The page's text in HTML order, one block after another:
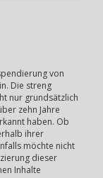
von
Die streng
nur grundsätzlich
zehn Jahre
haben. Ob
ihrer
möchte nicht
dieser
Inhalte